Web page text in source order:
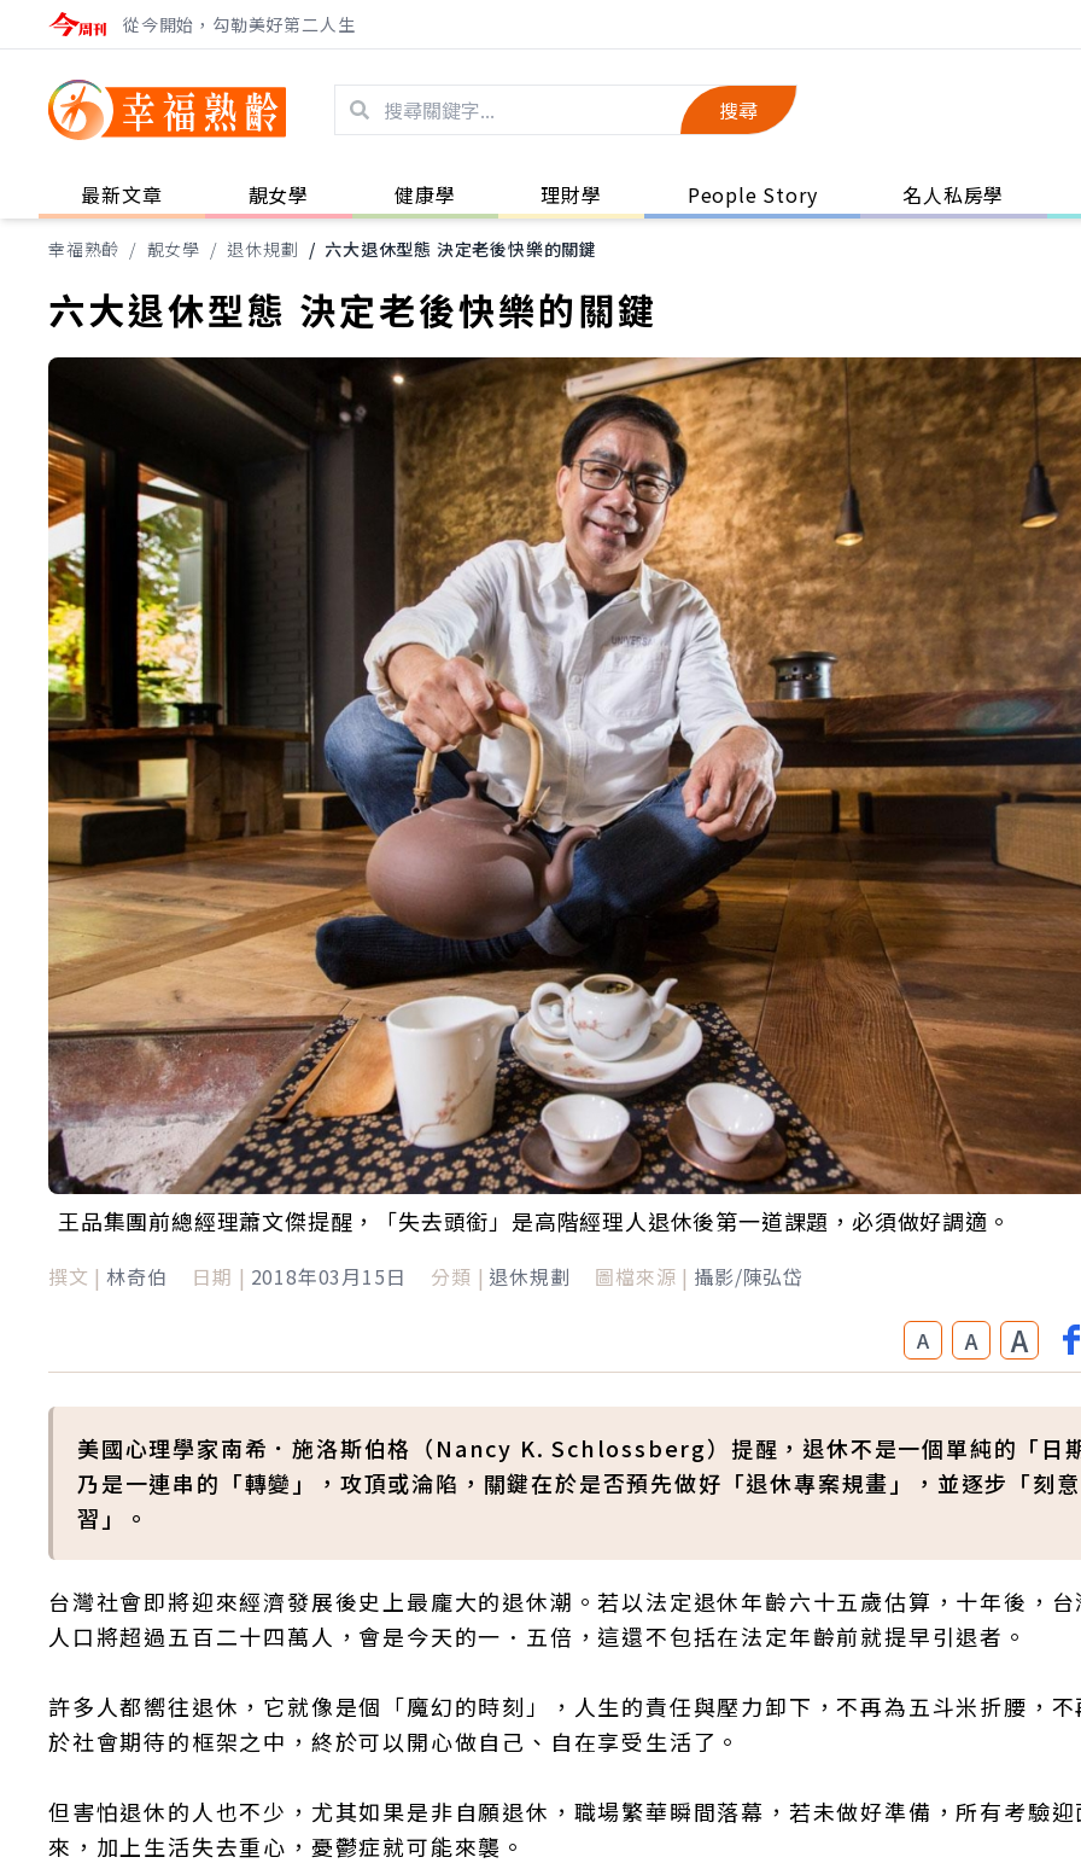
從今開始，勾勒美好第二人生
搜尋
最新文章 靚女學 健康學 理財學 People Story 名人私房學
幸福熟齡 / 靚女學 / 退休規劃 / 六大退休型態 決定老後快樂的關鍵
六大退休型態 決定老後快樂的關鍵
王品集團前總經理蕭文傑提醒，「失去頭銜」是高階經理人退休後第一道課題，必須做好調適。
撰文 | 林奇伯 日期 | 2018年03月15日 分類 | 退休規劃 圖檔來源 | 攝影/陳弘岱
A A A
美國心理學家南希．施洛斯伯格（Nancy K. Schlossberg）提醒，退休不是一個單純的「日
乃是一連串的「轉變」，攻頂或淪陷，關鍵在於是否預先做好「退休專案規畫」，並逐步「刻
習」。
台灣社會即將迎來經濟發展後史上最龐大的退休潮。若以法定退休年齡六十五歲估算，十年後，
人口將超過五百二十四萬人，會是今天的一．五倍，這還不包括在法定年齡前就提早引退者。
許多人都嚮往退休，它就像是個「魔幻的時刻」，人生的責任與壓力卸下，不再為五斗米折腰，
於社會期待的框架之中，終於可以開心做自己、自在享受生活了。
但害怕退休的人也不少，尤其如果是非自願退休，職場繁華瞬間落幕，若未做好準備，所有考驗
來，加上生活失去重心，憂鬱症就可能來襲。